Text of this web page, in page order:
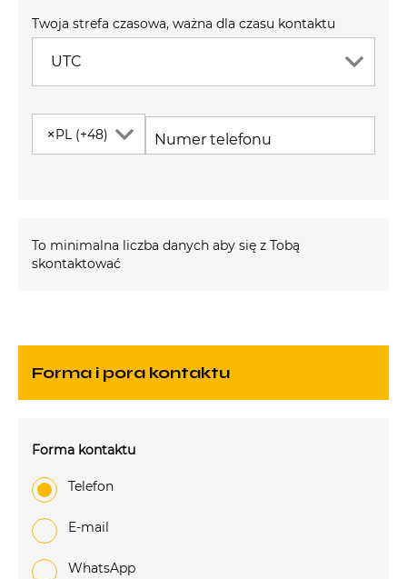
UTC
Twoja strefa czasowa, ważna dla czasu kontaktu
×PL (+48) Numer telefonu
To minimalna liczba danych aby się z Tobą
skontaktować
Forma i pora kontaktu
Forma kontaktu
Telefon
e-mail
WhatsApp